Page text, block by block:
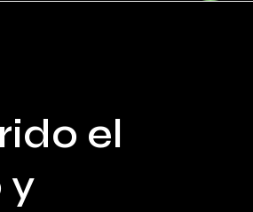
el
y